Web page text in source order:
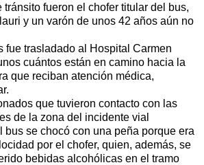
fueron el chofer titular del bus,
y un varón de unos 42 años aún no
fue trasladado al Hospital Carmen
cuántos están en camino hacia la
que reciban atención médica,
que tuvieron contacto con las
de la zona del incidente vial
bus se chocó con una peña porque era
por el chofer, quien, además, se
bebidas alcohólicas en el tramo